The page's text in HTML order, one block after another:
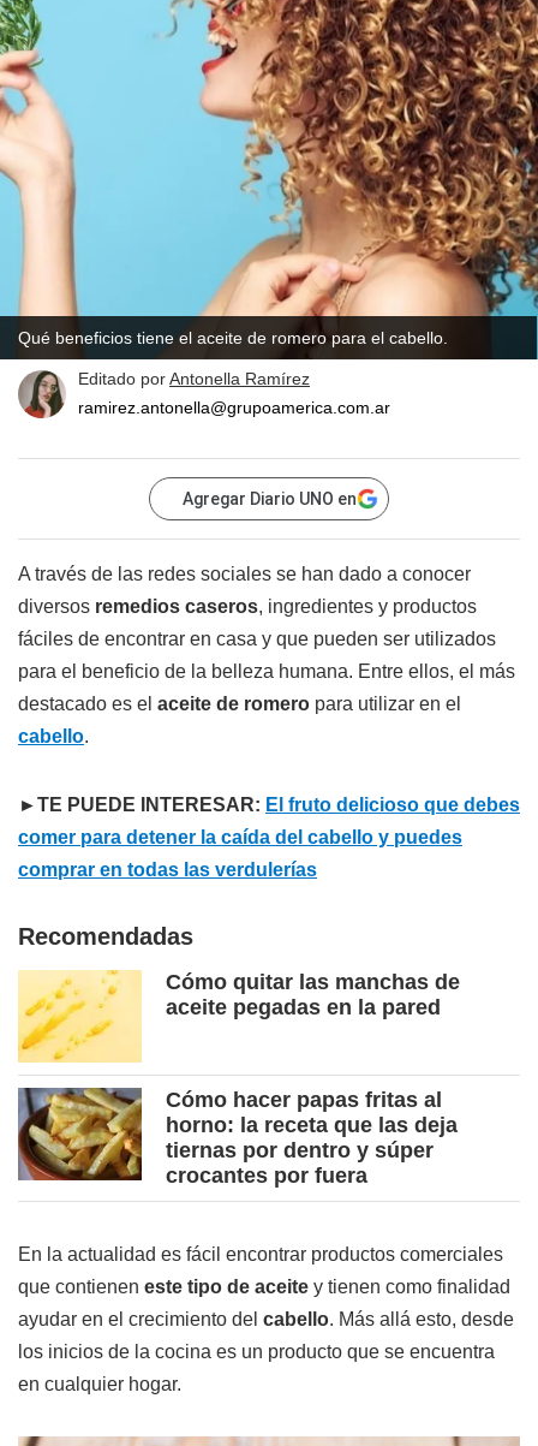
Qué beneficios tiene el aceite de romero para el cabello.
Editado porAntonella Ramírez
ramirez.antonella@grupoamerica.com.ar
Agregar Diario UNO en
A través de las redes sociales se han dado a conocer
diversos remedios caseros, ingredientes y productos
fáciles de encontrar en casa y que pueden ser utilizados
para el beneficio de la belleza humana. Entre ellos, el más
destacado es el aceite de romero para utilizar en el
cabello.
►TE PUEDE INTERESAR: El fruto delicioso que debes
comer para detener la caída del cabello y puedes
comprar en todas las verdulerías
Recomendadas
Cómo quitar las manchas de
aceite pegadas en la pared
Cómo hacer papas fritas al
horno: la receta que las deja
tiernas por dentro y súper
crocantes por fuera
En la actualidad es fácil encontrar productos comerciales
que contienen este tipo de aceite y tienen como finalidad
ayudar en el crecimiento del cabello. Más allá esto, desde
los inicios de la cocina es un producto que se encuentra
en cualquier hogar.